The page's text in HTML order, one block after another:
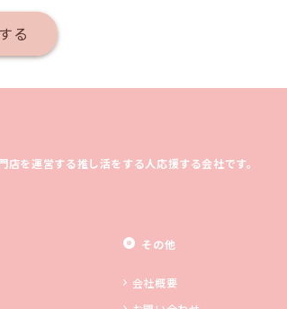
る
を運営する推し活をする人応援する会社です。
その他
会社概要